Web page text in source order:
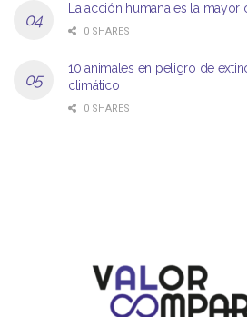
La acción humana es la mayor
0 SHARES
10 animales en peligro de
climático
0 SHARES